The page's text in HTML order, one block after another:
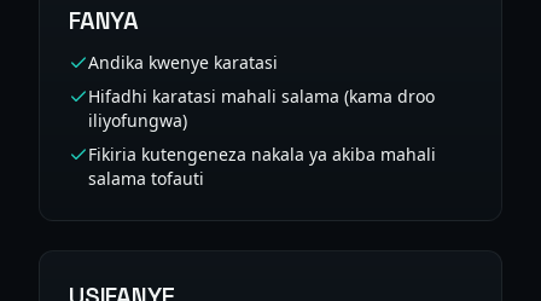
FANYA
Andika kwenye karatasi
Hifadhi karatasi mahali salama (kama droo
iliyofungwa)
Fikiria kutengeneza nakala ya akiba mahali
salama tofauti